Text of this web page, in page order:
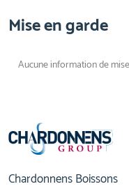
Mise en garde
Aucune information de
Chardonnens Boissons